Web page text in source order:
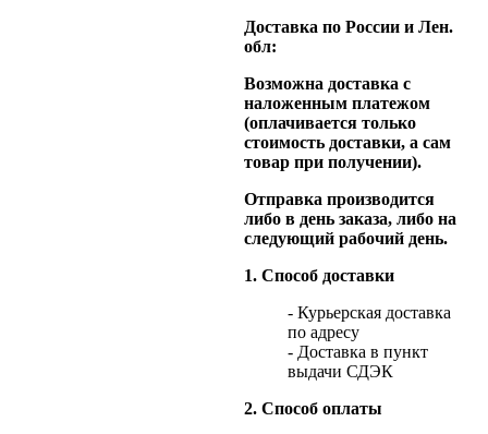
Доставка по России и Лен.
обл:
Возможна доставка с
наложенным платежом
(оплачивается только
стоимость доставки, а сам
товар при получении).
Отправка производится
либо в день заказа, либо на
следующий рабочий день.
1. Способ доставки
- Курьерская доставка
по адресу
- Доставка в пункт
выдачи СДЭК
2. Способ оплаты